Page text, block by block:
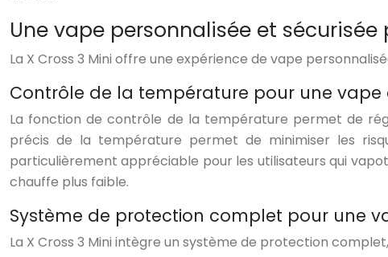
Une vape personnalisée et
La X Cross 3 Mini offre une expérience de vape
Contrôle de la température pour une
La fonction de contrôle de la température permet de
précis de la température permet de minimiser les
particulièrement appréciable pour les utilisateurs qui
chauffe plus faible.
Système de protection complet pour une
La X Cross 3 Mini intègre un système de protection